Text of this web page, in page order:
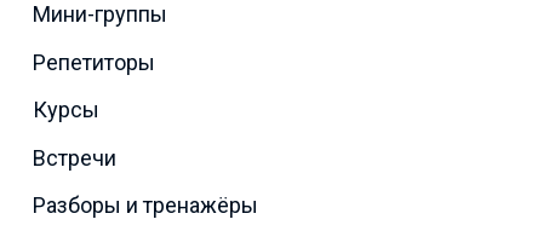
Мини-группы
Репетиторы
Курсы
Встречи
Разборы и тренажёры